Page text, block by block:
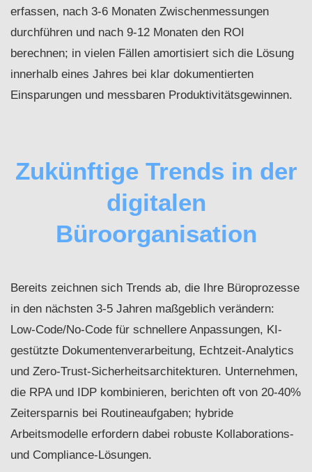
erfassen, nach 3-6 Monaten Zwischenmessungen
durchführen und nach 9-12 Monaten den ROI
berechnen; in vielen Fällen amortisiert sich die Lösung
innerhalb eines Jahres bei klar dokumentierten
Einsparungen und messbaren Produktivitätsgewinnen.
Zukünftige Trends in der
digitalen
Büroorganisation
Bereits zeichnen sich Trends ab, die Ihre Büroprozesse
in den nächsten 3-5 Jahren maßgeblich verändern:
Low‑Code/No‑Code für schnellere Anpassungen, KI-
gestützte Dokumentenverarbeitung, Echtzeit‑Analytics
und Zero‑Trust‑Sicherheitsarchitekturen. Unternehmen,
die RPA und IDP kombinieren, berichten oft von 20-40%
Zeitersparnis bei Routineaufgaben; hybride
Arbeitsmodelle erfordern dabei robuste Kollaborations‑
und Compliance‑Lösungen.